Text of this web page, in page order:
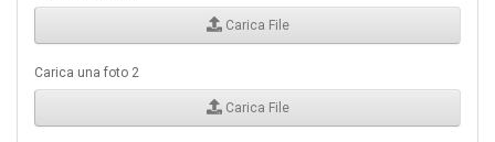
Carica File
Carica una foto 2
Carica File